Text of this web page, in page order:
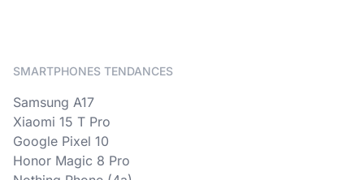
SMARTPHONES TENDANCES
Samsung A17
Xiaomi 15 T Pro
Google Pixel 10
Honor Magic 8 Pro